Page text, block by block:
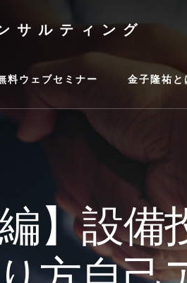
サルティング
料ウェブセミナー 金子隆祐と
編】設